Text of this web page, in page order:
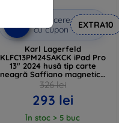
Reducere
cu cupon
EXTRA10
Karl Lagerfeld
KLFC13PM24SAKCK iPad Pro
13" 2024 husă tip carte
neagră Saffiano magnetică
Karl & Choupette
(KLFC13PM24SAKCK)
326 lei
293 lei
În stoc > 5 buc